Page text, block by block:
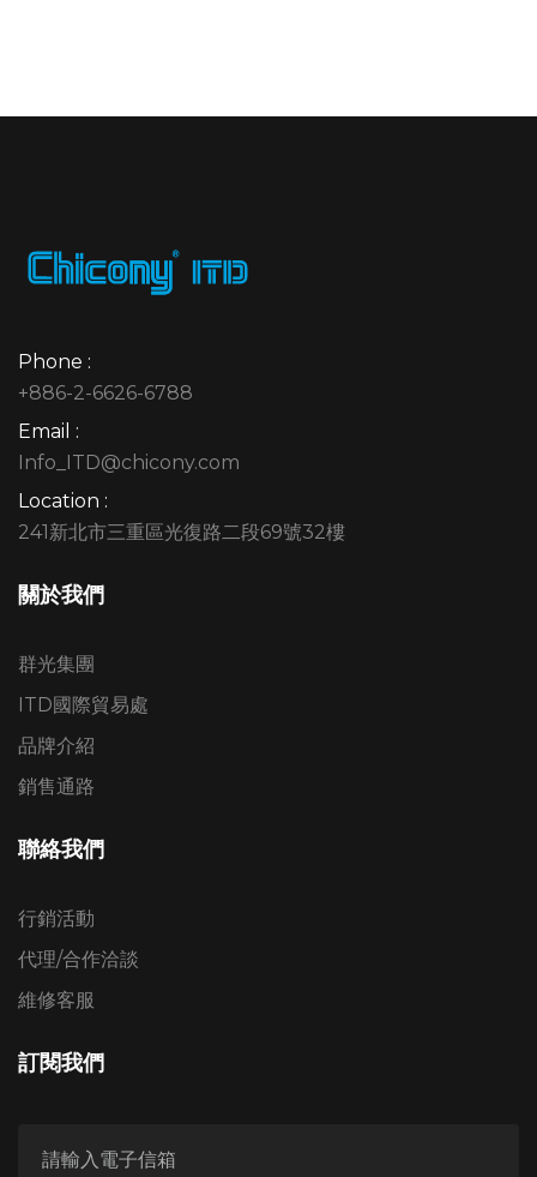
Phone :
+886-2-6626-6788
Email :
Info_ITD@chicony.com
Location :
241新北市三重區光復路二段69號32樓
關於我們
群光集團
ITD國際貿易處
品牌介紹
銷售通路
聯絡我們
行銷活動
代理/合作洽談
維修客服
訂閱我們